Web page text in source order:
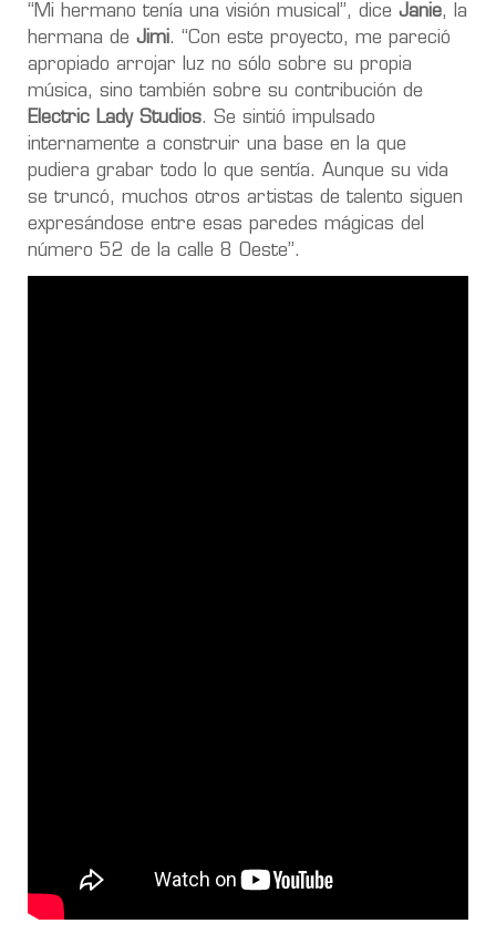
“Mi hermano tenía una visión musical”, dice Janie, la
hermana de Jimi. “Con este proyecto, me pareció
apropiado arrojar luz no sólo sobre su propia
música, sino también sobre su contribución de
Electric Lady Studios. Se sintió impulsado
internamente a construir una base en la que
pudiera grabar todo lo que sentía. Aunque su vida
se truncó, muchos otros artistas de talento siguen
expresándose entre esas paredes mágicas del
número 52 de la calle 8 Oeste”.